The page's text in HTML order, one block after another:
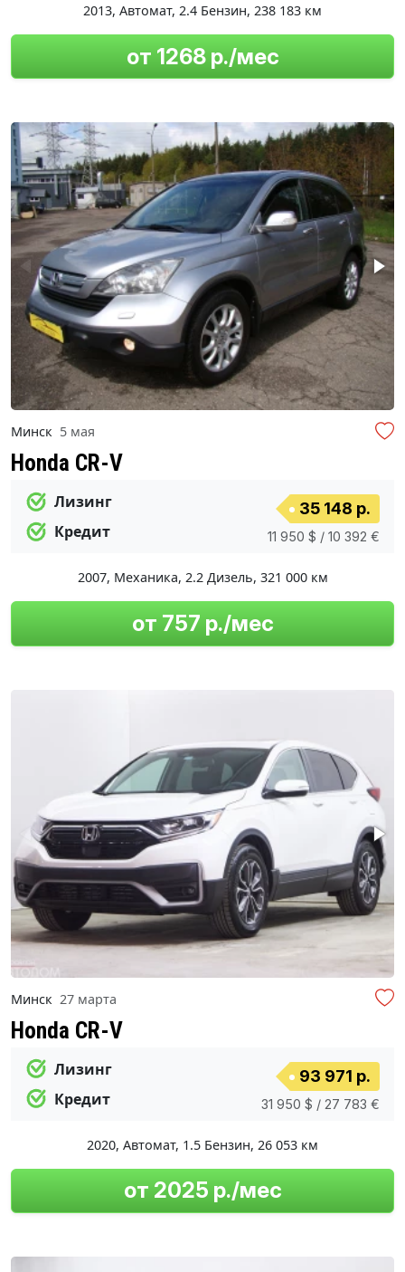
2013, Автомат, 2.4 Бензин, 238 183 км
от 1268 р./мес
Минск 5 мая
Honda CR-V
Лизинг
Кредит
35 148 р.
11 950 $ / 10 392 €
2007, Механика, 2.2 Дизель, 321 000 км
от 757 р./мес
Минск 27 марта
Honda CR-V
Лизинг
Кредит
93 971 р.
31 950 $ / 27 783 €
2020, Автомат, 1.5 Бензин, 26 053 км
от 2025 р./мес